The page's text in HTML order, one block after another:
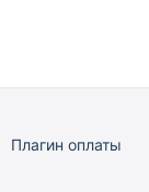
Плагин оплаты